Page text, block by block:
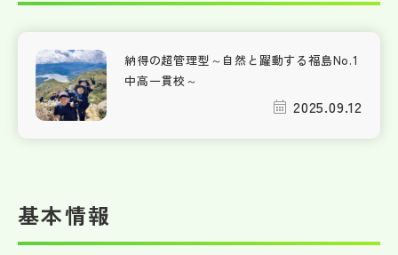
納得の超管理型～自然と躍動する福島No.1
中高一貫校～
2025.09.12
基本情報